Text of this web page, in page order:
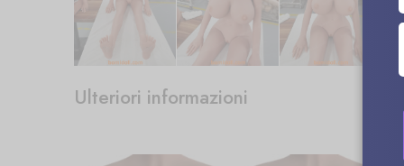
Ulteriori informazioni